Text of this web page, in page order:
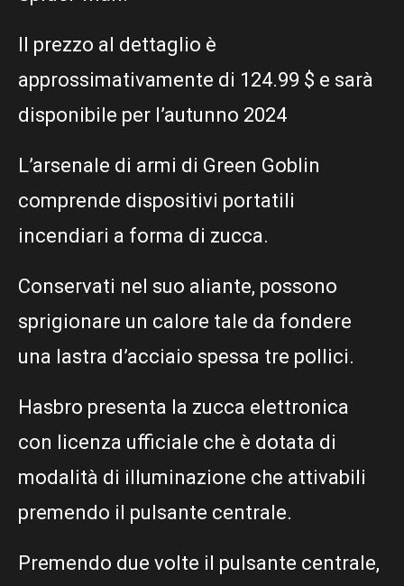
Il prezzo al dettaglio è
approssimativamente di 124.99 $ e sarà
disponibile per l’autunno 2024
L’arsenale di armi di Green Goblin
comprende dispositivi portatili
incendiari a forma di zucca.
Conservati nel suo aliante, possono
sprigionare un calore tale da fondere
una lastra d’acciaio spessa tre pollici.
Hasbro presenta la zucca elettronica
con licenza ufficiale che è dotata di
modalità di illuminazione che attivabili
premendo il pulsante centrale.
Premendo due volte il pulsante centrale,